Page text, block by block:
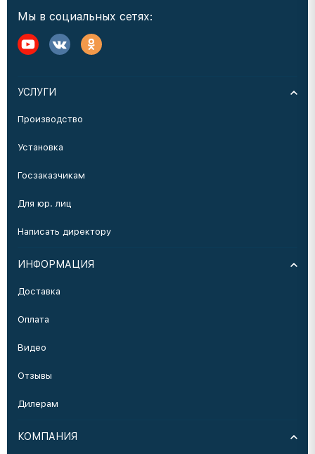
Мы в социальных сетях:
УСЛУГИ
Производство
Установка
Госзаказчикам
Для юр. лиц
Написать директору
ИНФОРМАЦИЯ
Доставка
Оплата
Видео
Отзывы
Дилерам
КОМПАНИЯ